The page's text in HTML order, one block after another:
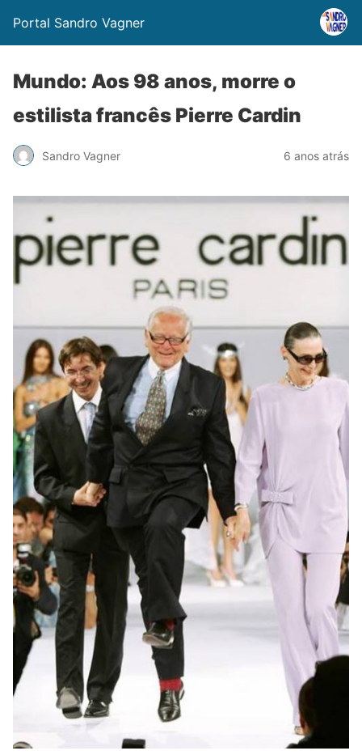
Portal Sandro Vagner
Mundo: Aos 98 anos, morre o
estilista francês Pierre Cardin
Sandro Vagner 6 anos atrás